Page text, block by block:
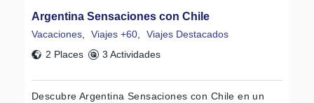
Argentina Sensaciones con Chile
Vacaciones Viajes +60
Viajes Destacados
2 Places
3 Actividades
Descubre Argentina Sensaciones con Chile en un